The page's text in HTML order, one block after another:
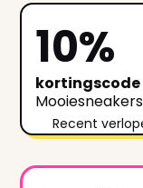
10%
kortingscode
Mooiesneakers
Recent